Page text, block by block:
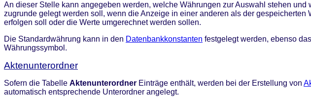
An dieser Stelle kann angegeben werden, welche Währungen zur Auswahl stehen und
zugrunde gelegt werden soll, wenn die Anzeige in einer anderen als der gespeicherten
erfolgen soll oder die Werte umgerechnet werden sollen.
Die Standardwährung kann in den Datenbankkonstanten festgelegt werden, ebenso das
Währungssymbol.
Aktenunterordner
Sofern die Tabelle Aktenunterordner Einträge enthält, werden bei der Erstellung von
automatisch entsprechende Unterordner angelegt.